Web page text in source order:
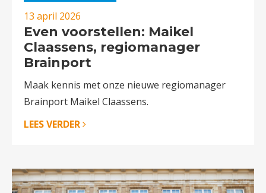
13 april 2026
Even voorstellen: Maikel
Claassens, regiomanager
Brainport
Maak kennis met onze nieuwe regiomanager
Brainport Maikel Claassens.
LEES VERDER